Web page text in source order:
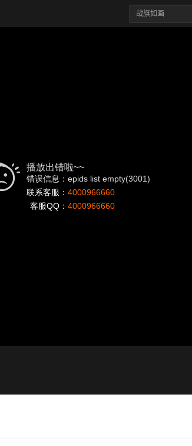
播放出错啦~~
错误信息：epids list empty(3001)
联系客服： 4000966660
客服QQ： 4000966660